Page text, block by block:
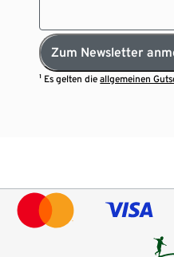
Zum Newsletter
¹ Es gelten dieallgemeinen